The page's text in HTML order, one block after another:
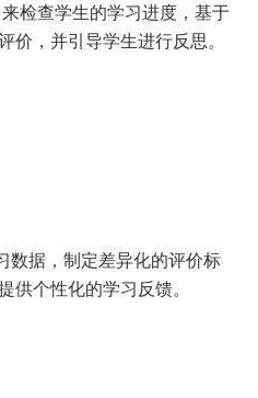
检查学生的学习进度，基于
价，并引导学生进行反思。
数据，制定差异化的评价标
供个性化的学习反馈。